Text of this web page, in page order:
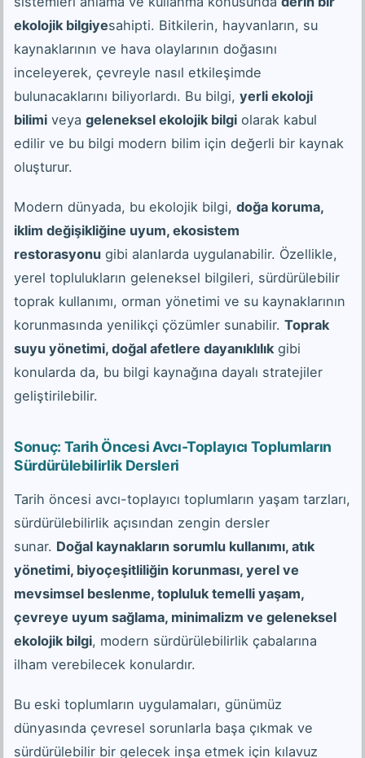
ekolojik bilgiyesahipti. Bitkilerin, hayvanların, su
kaynaklarının ve hava olaylarının doğasını
inceleyerek, çevreyle nasıl etkileşimde
bulunacaklarını biliyorlardı. Bu bilgi, yerli ekoloji
bilimi veya geleneksel ekolojik bilgi olarak kabul
edilir ve bu bilgi modern bilim için değerli bir kaynak
oluşturur.
Modern dünyada, bu ekolojik bilgi, doğa koruma,
iklim değişikliğine uyum, ekosistem
restorasyonu gibi alanlarda uygulanabilir. Özellikle,
yerel toplulukların geleneksel bilgileri, sürdürülebilir
toprak kullanımı, orman yönetimi ve su kaynaklarının
korunmasında yenilikçi çözümler sunabilir. Toprak
suyu yönetimi, doğal afetlere dayanıklılıkgibi
konularda da, bu bilgi kaynağına dayalı stratejiler
geliştirilebilir.
Sonuç: Tarih Öncesi Avcı-Toplayıcı Toplumların
Sürdürülebilirlik Dersleri
Tarih öncesi avcı-toplayıcı toplumların yaşam tarzları,
sürdürülebilirlik açısından zengin dersler
sunar. Doğal kaynakların sorumlu kullanımı, atık
yönetimi, biyoçeşitliliğin korunması, yerel ve
mevsimsel beslenme, topluluk temelli yaşam,
çevreye uyum sağlama, minimalizm ve geleneksel
ekolojik bilgi, modern sürdürülebilirlik çabalarına
ilham verebilecek konulardır.
Bu eski toplumların uygulamaları, günümüz
dünyasında çevresel sorunlarla başa çıkmak ve
sürdürülebilir bir gelecek inşa etmek için kılavuz